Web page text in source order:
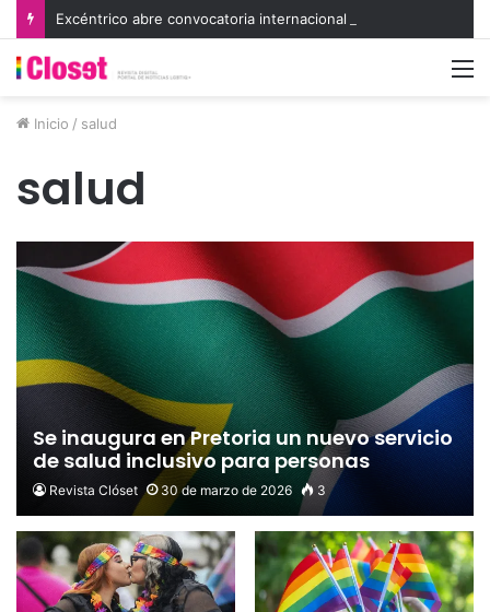
Inicio / salud
salud
Se inaugura en Pretoria un nuevo servicio
de salud inclusivo para personas
LGBTIQA+
Revista Clóset 30 de marzo de 2026 3